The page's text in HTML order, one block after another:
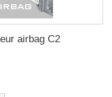
airbag C2